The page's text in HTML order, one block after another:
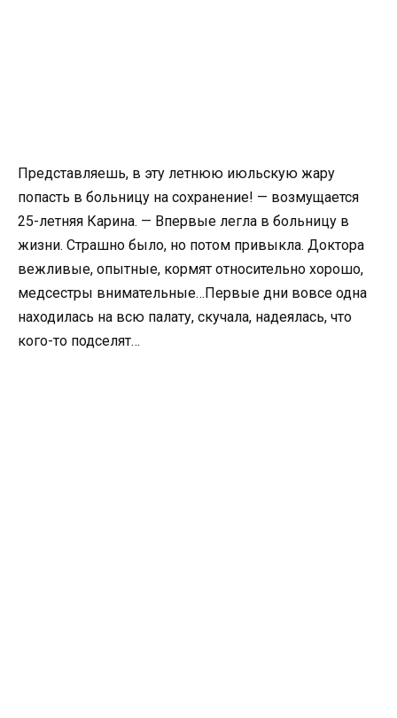
Представляешь, в эту летнюю июльскую жару
попасть в больницу на сохранение! — возмущается
25-летняя Карина. — Впервые легла в больницу в
жизни. Страшно было, но потом привыкла. Доктора
вежливые, опытные, кормят относительно хорошо,
медсестры внимательные…Первые дни вовсе одна
находилась на всю палату, скучала, надеялась, что
кого-то подселят…